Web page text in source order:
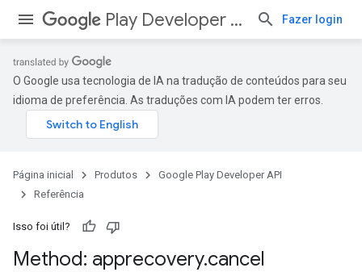
Play Developer API Fazer login
O Google usa tecnologia de IA na tradução de conteúdos para seu
idioma de preferência. As traduções com IA podem ter erros.
Página inicial Produtos
Google Play Developer API
Referência
Isso foi útil?
Method: apprecovery.cancel